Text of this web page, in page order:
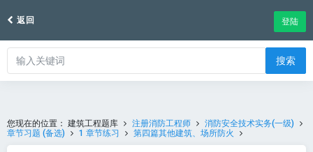
返回 登陆
搜索
您现在的位置： 建筑工程题库 注册消防工程师
消防安全技术实务(一级)
章节习题 (备选)
1 章节练习 第四篇其他建筑、场所防火